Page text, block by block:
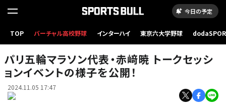
今日の予定
TOP バーチャル高校野球 インターハイ 東京六大学野球
パリ五輪マラソン代表・赤﨑暁 トークセッシ
ョンイベントの様子を公開！
2024.11.05 17:47